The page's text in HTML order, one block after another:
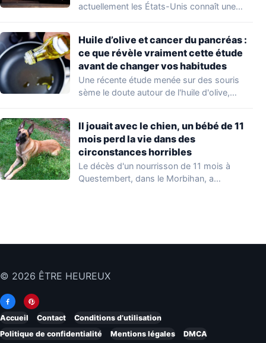
actuellement les États-Unis connaît une
Huile d’olive et cancer du pancréas :
ce que révèle vraiment cette étude
avant de changer vos habitudes
Une récente étude menée sur des souris
sème le doute autour de l'huile d'olive,…
Il jouait avec le chien, un bébé de 11
mois perd la vie dans des
circonstances horribles
Le décès d'un nourrisson de 11 mois à
Questembert, dans le Morbihan, a
© 2026 ÊTRE HEUREUX
Accueil Contact
Conditions d’utilisation
Politique de confidentialité
Mentions légales DMCA